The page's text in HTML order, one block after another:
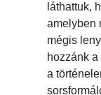
láthattuk,
amelyben
mégis
hozzánk
a